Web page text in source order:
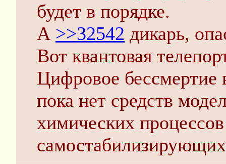
будет в порядке.
А >>32542 дикарь,
Вот квантовая
Цифровое бессмертие
пока нет средств
химических